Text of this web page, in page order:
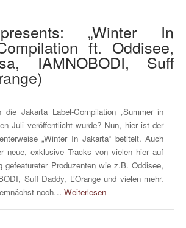
„Winter In
ft. Oddisee,
IAMNOBODI, Suff
Jakarta Label-Compilation „Summer in
Juli veröffentlicht wurde? Nun, hier ist der
„Winter In Jakarta“ betitelt. Auch
neue, exklusive Tracks von vielen hier auf
gefeatureter Produzenten wie z.B. Oddisee,
Suff Daddy, L’Orange und vielen mehr.
noch… Weiterlesen